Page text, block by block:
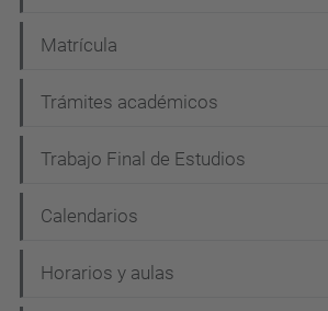
Matrícula
Trámites académicos
Trabajo Final de Estudios
Calendarios
Horarios y aulas